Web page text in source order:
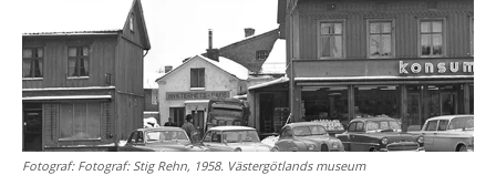
Fotograf: Fotograf: Stig Rehn, 1958. Västergötlands museum